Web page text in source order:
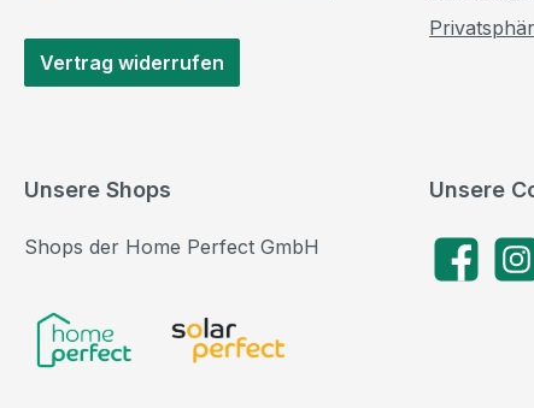
Vertrag widerrufen
Unsere
Facebook
Unsere Shops
Shops der Home Perfect GmbH